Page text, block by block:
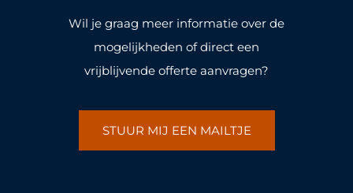
Wil je graag meer informatie over de
mogelijkheden of direct een
vrijblijvende offerte aanvragen?
STUUR MIJ EEN MAILTJE